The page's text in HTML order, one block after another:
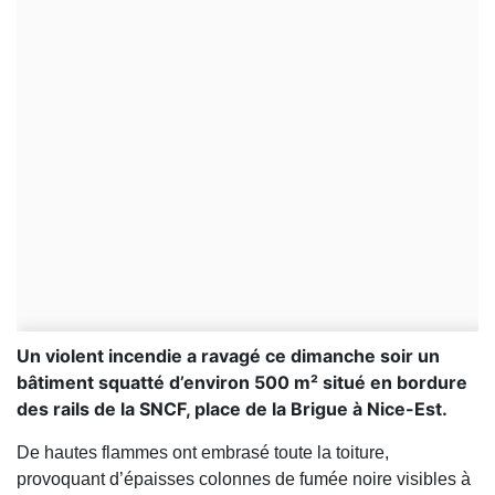
Un violent incendie a ravagé ce dimanche soir un
bâtiment squatté d’environ 500 m² situé en bordure
des rails de la SNCF, place de la Brigue à Nice-Est.
De hautes flammes ont embrasé toute la toiture,
provoquant d’épaisses colonnes de fumée noire visibles à